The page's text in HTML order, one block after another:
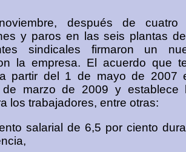
después de cuatro
y paros en las seis plantas
sindicales firmaron un
la empresa. El acuerdo que
partir del 1 de mayo de 2007
marzo de 2009 y establece
los trabajadores, entre otras:
salarial de 6,5 por ciento